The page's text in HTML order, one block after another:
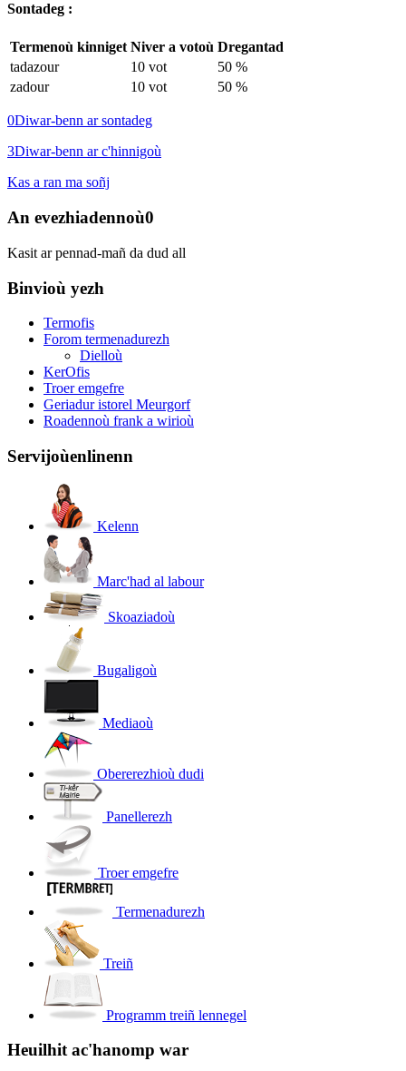
Sontadeg :
Termenoù kinniget Niver a votoù Dregantad
tadazour
10 vot
50 %
zadour
10 vot 50 %
0Diwar-benn ar sontadeg
3Diwar-benn ar c'hinnigoù
Kas a ran ma soñj
An evezhiadennoù0
Kasit ar pennad-mañ da dud all
Binvioù yezh
Termofis
Forom termenadurezh
Dielloù
KerOfis
Troer emgefre
Geriadur istorel Meurgorf
Roadennoù frank a wirioù
Servijoùenlinenn
Kelenn
Marc'had al labour
Skoaziadoù
Bugaligoù
Mediaoù
Obererezhioù dudi
Panellerezh
Troer emgefre
Termenadurezh
Treiñ
Programm treiñ lennegel
Heuilhit ac'hanomp war